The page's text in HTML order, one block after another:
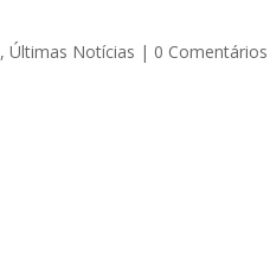
,Últimas Notícias | 0 Comentários